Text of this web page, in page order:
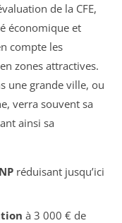
de la CFE,
économique et
compte les
zones attractives.
une grande ville, ou
verra souvent sa
ainsi sa
réduisant jusqu’ici
à 3 000 € de